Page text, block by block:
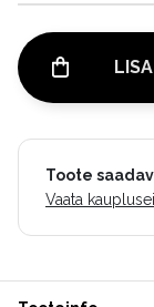
Toote
Vaata